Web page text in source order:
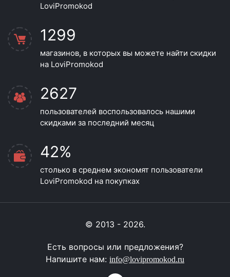
LoviPromokod
1299
магазинов, в которых вы можете найти скидки
на LoviPromokod
2627
пользователей воспользовалось нашими
скидками за последний месяц
42%
столько в среднем экономят пользователи
LoviPromokod на покупках
© 2013 - 2026.
Есть вопросы или предложения?
Напишите нам: info@lovipromokod.ru